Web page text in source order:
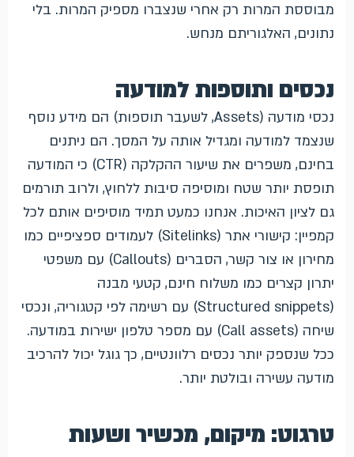
מבוססת המרות רק אחרי שנצברו מספיק המרות. בלי
נתונים, האלגוריתם מנחש.
נכסים ותוספות למודעה
נכסי מודעה (Assets, לשעבר תוספות) הם מידע נוסף
שנצמד למודעה ומגדיל אותה על המסך. הם ניתנים
בחינם, משפרים את שיעור ההקלקה (CTR) כי המודעה
תופסת יותר שטח ומוסיפה סיבות ללחוץ, ולרוב תורמים
גם לציון האיכות. אנחנו כמעט תמיד מוסיפים אותם לכל
קמפיין: קישורי אתר (Sitelinks) לעמודים ספציפיים כמו
מחירון או צור קשר, הסברים (Callouts) עם משפטי
יתרון קצרים כמו משלוח חינם, קטעי מבנה
(Structured snippets) עם רשימה לפי קטגוריה, ונכסי
שיחה (Call assets) עם מספר טלפון ישירות במודעה.
ככל שנספק יותר נכסים רלוונטיים, כך גוגל יכול להרכיב
מודעה עשירה ובולטת יותר.
טרגוט: מיקום, מכשיר ושעות